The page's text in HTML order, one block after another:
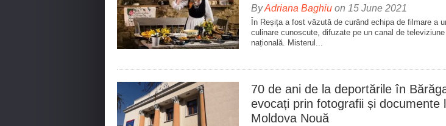
ByAdriana Baghiu on 15 June 2021
În Reșița a fost văzută de curând echipa de filmare a
culinare cunoscute, difuzate pe un canal de
națională. Misterul...
70 de ani de la deportările în
evocați prin fotografii și documente
Moldova Nouă